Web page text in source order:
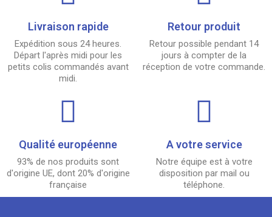
Livraison rapide
Expédition sous 24 heures.
Départ l'après midi pour les
petits colis commandés avant
midi.
Retour produit
Retour possible pendant 14
jours à compter de la
réception de votre commande.
Qualité européenne
93% de nos produits sont
d'origine UE, dont 20% d'origine
française
A votre service
Notre équipe est à votre
disposition par mail ou
téléphone.